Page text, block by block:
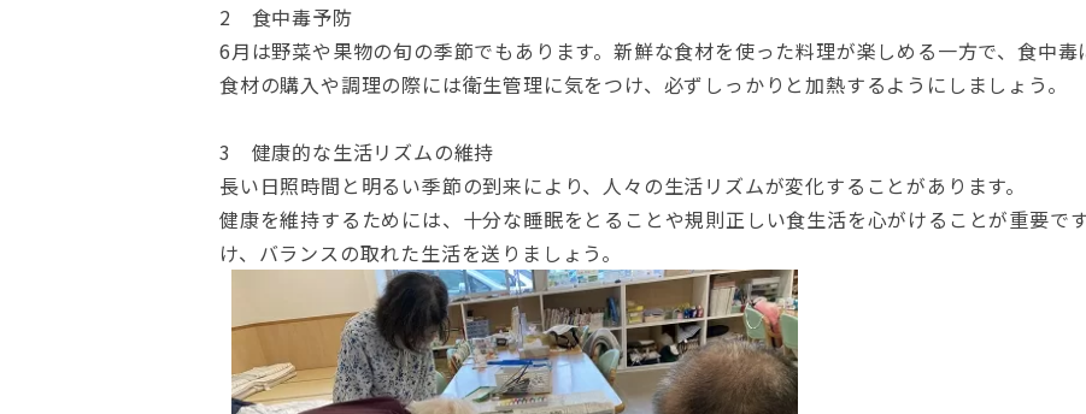
2 食中毒予防
6月は野菜や果物の旬の季節でもあります。新鮮な食材を使った料理が楽しめる一方で、食中毒
食材の購入や調理の際には衛生管理に気をつけ、必ずしっかりと加熱するようにしましょう。
3 健康的な生活リズムの維持
長い日照時間と明るい季節の到来により、人々の生活リズムが変化することがあります。
健康を維持するためには、十分な睡眠をとることや規則正しい食生活を心がけることが重要で
け、バランスの取れた生活を送りましょう。